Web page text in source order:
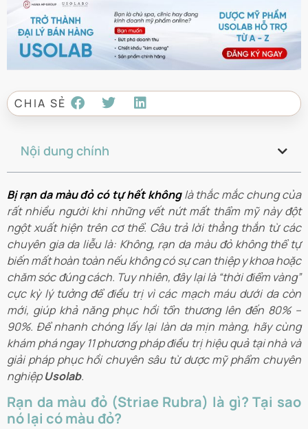
CHIA SẺ
Nội dung chính
Bị rạn da màu đỏ có tự hết khônglà thắc mắc chung của
rất nhiều người khi những vết nứt mất thẩm mỹ này đột
ngột xuất hiện trên cơ thể. Câu trả lời thẳng thắn từ các
chuyên gia da liễu là: Không, rạn da màu đỏ không thể tự
biến mất hoàn toàn nếu không có sự can thiệp y khoa hoặc
chăm sóc đúng cách. Tuy nhiên, đây lại là “thời điểm vàng”
cực kỳ lý tưởng để điều trị vì các mạch máu dưới da còn
mới, giúp khả năng phục hồi tổn thương lên đến 80% –
90%. Để nhanh chóng lấy lại làn da mịn màng, hãy cùng
khám phá ngay 11 phương pháp điều trị hiệu quả tại nhà và
giải pháp phục hồi chuyên sâu từ dược mỹ phẩm chuyên
nghiệpUsolab.
Rạn da màu đỏ (Striae Rubra) là gì? Tại sao
nó lại có màu đỏ?